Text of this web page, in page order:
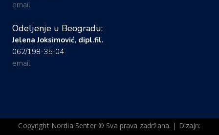
email
Odeljenje u Beogradu:
Jelena Joksimović, dipl.fil.
062/198-35-04
email
Copyright Nordia Senter © Sva prava zadržana. | Dizajn: